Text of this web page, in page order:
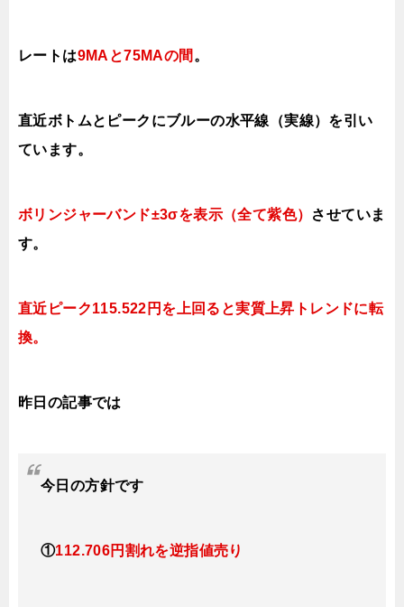
レートは9MAと75MAの間 。
直近ボトムとピークにブルーの水平線（実線）を引い
ています。
ボリンジャーバンド±3σを表示（全て紫色） させていま
す。
直近ピーク115.522円を上回ると実質上昇トレンドに転
換。
昨日の記事では
今日の方針です
①112.706円割れを逆指値売り